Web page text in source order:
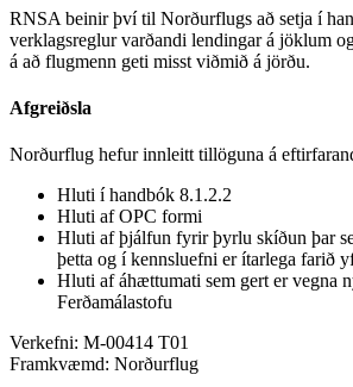
RNSA beinir því til Norðurflugs að setja í
verklagsreglur varðandi lendingar á jöklum
á að flugmenn geti misst viðmið á jörðu.
Afgreiðsla
Norðurflug hefur innleitt tillöguna á
Hluti í handbók 8.1.2.2
Hluti af OPC formi
Hluti af þjálfun fyrir þyrlu skíðun þar
þetta og í kennsluefni er ítarlega farið
Hluti af áhættumati sem gert er vegna
Ferðamálastofu
Verkefni: M-00414 T01
Framkvæmd: Norðurflug